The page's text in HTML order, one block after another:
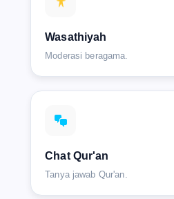
Wasathiyah
Moderasi beragama.
Chat Qur'an
Tanya jawab Qur'an.